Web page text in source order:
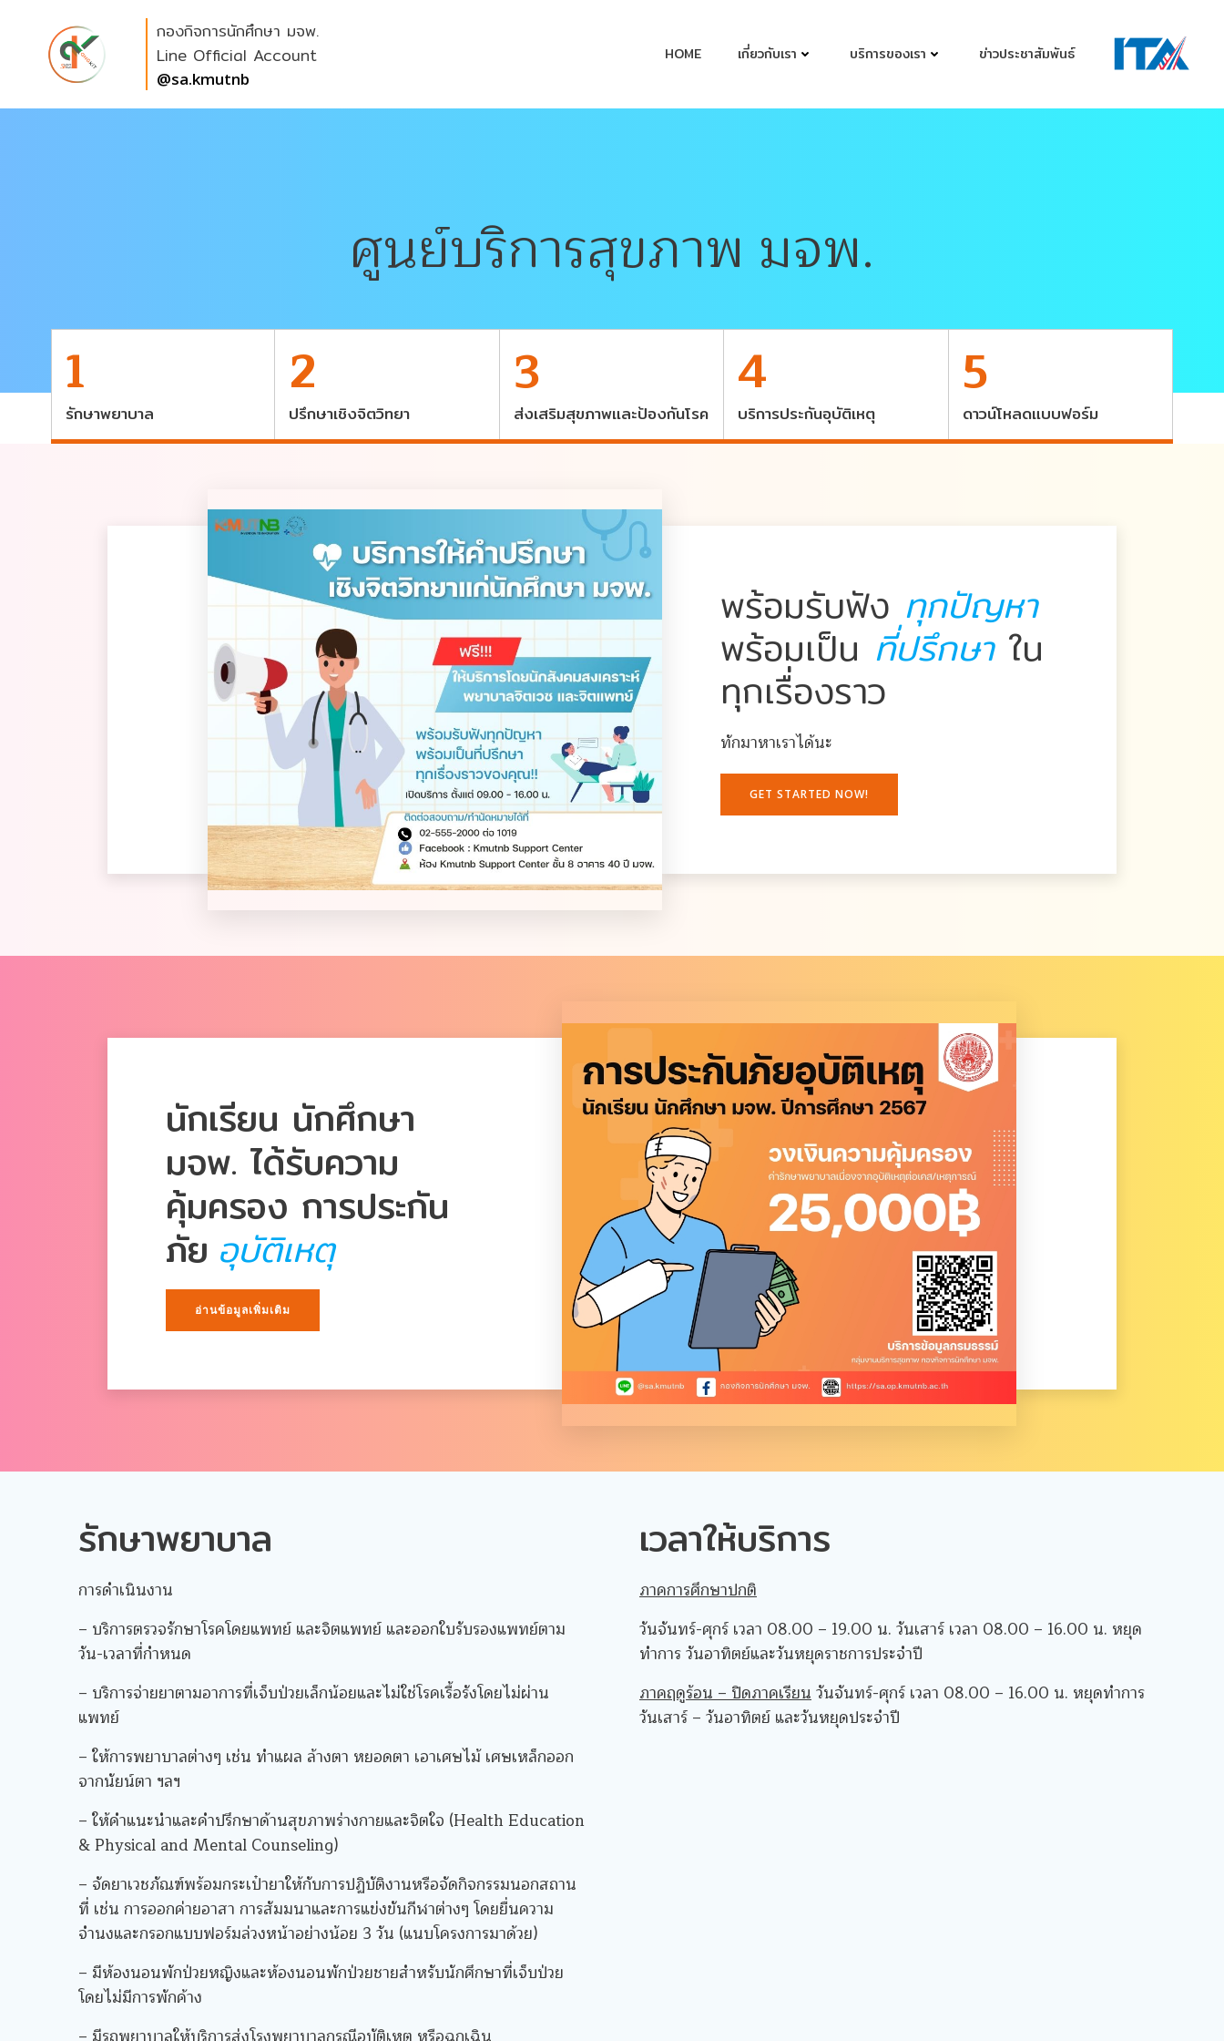
content
กองกิจการนักศึกษา มจพ.
Line Official Account
@sa.kmutnb
HOME เกี่ยวกับเรา บริการของเรา ข่าวประชาสัมพันธ์
ศูนย์บริการสุขภาพ มจพ.
1
รักษาพยาบาล
2
ปรึกษาเชิงจิตวิทยา
3
ส่งเสริมสุขภาพและป้องกันโรค
4
บริการประกันอุบัติเหตุ
5
ดาวน์โหลดแบบฟอร์ม
พร้อมรับฟัง ทุกปัญหา
พร้อมเป็น ที่ปรึกษาใน
ทุกเรื่องราว
ทักมาหาเราได้นะ
GET STARTED NOW!
นักเรียน นักศึกษา
มจพ. ได้รับความ
คุ้มครอง การประกัน
ภัย อุบัติเหตุ
อ่านข้อมูลเพิ่มเติม
รักษาพยาบาล
การดำเนินงาน
– บริการตรวจรักษาโรคโดยแพทย์ และจิตแพทย์ และออกใบรับรองแพทย์ตาม
วัน-เวลาที่กำหนด
– บริการจ่ายยาตามอาการที่เจ็บป่วยเล็กน้อยและไม่ใช่โรคเรื้อรังโดยไม่ผ่าน
แพทย์
– ให้การพยาบาลต่างๆ เช่น ทำแผล ล้างตา หยอดตา เอาเศษไม้ เศษเหล็กออก
จากนัยน์ตา ฯลฯ
– ให้คำแนะนำและคำปรึกษาด้านสุขภาพร่างกายและจิตใจ (Health Education
& Physical and Mental Counseling)
– จัดยาเวชภัณฑ์พร้อมกระเป๋ายาให้กับการปฏิบัติงานหรือจัดกิจกรรมนอกสถาน
ที่ เช่น การออกค่ายอาสา การสัมมนาและการแข่งขันกีฬาต่างๆ โดยยื่นความ
จำนงและกรอกแบบฟอร์มล่วงหน้าอย่างน้อย 3 วัน (แนบโครงการมาด้วย)
– มีห้องนอนพักป่วยหญิงและห้องนอนพักป่วยชายสำหรับนักศึกษาที่เจ็บป่วย
โดยไม่มีการพักค้าง
เวลาให้บริการ
ภาคการศึกษาปกติ
วันจันทร์-ศุกร์ เวลา 08.00 – 19.00 น. วันเสาร์ เวลา 08.00 – 16.00 น. หยุด
ทำการ วันอาทิตย์และวันหยุดราชการประจำปี
ภาคฤดูร้อน – ปิดภาคเรียนวันจันทร์-ศุกร์ เวลา 08.00 – 16.00 น. หยุดทำการ
วันเสาร์ – วันอาทิตย์ และวันหยุดประจำปี